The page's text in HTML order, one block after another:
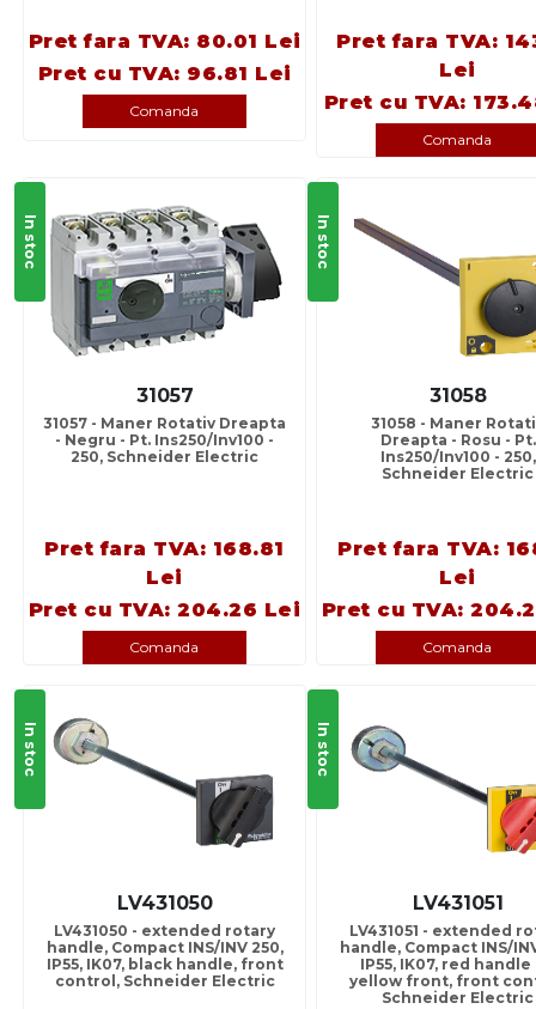
Pret fara TVA: 80.01 Lei
Pret cu TVA: 96.81 Lei
Comanda
Pret fara TVA:
Lei
Pret cu TVA:
Comanda
In stoc
31057
31057 - Maner Rotativ Dreapta
- Negru - Pt. Ins250/Inv100 -
250, Schneider Electric
Pret fara TVA: 168.81
Lei
Pret cu TVA: 204.26 Lei
Comanda
In stoc
31058
31058 - Maner
Dreapta - Rosu - Pt.
Ins250/Inv100 - 250,
Schneider Electric
Pret fara TVA:
Lei
Pret cu TVA:
Comanda
In stoc
LV431050
LV431050 - extended rotary
handle, Compact INS/INV 250,
IP55, IK07, black handle, front
control, Schneider Electric
In stoc
LV431051
LV431051 - extended
handle, Compact INS/
IP55, IK07, red handle
yellow front, front
Schneider Electric